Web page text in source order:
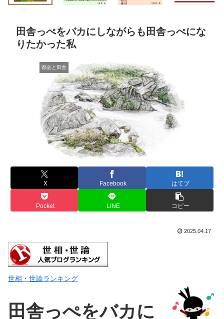
田舎っぺをバカにしながらも田舎っぺにな
りたかった私
都会と田舎
X Facebook はてブ
Pocket LINE コピー
2025.04.17
世相・世論ランキング
田舎っぺをバカに